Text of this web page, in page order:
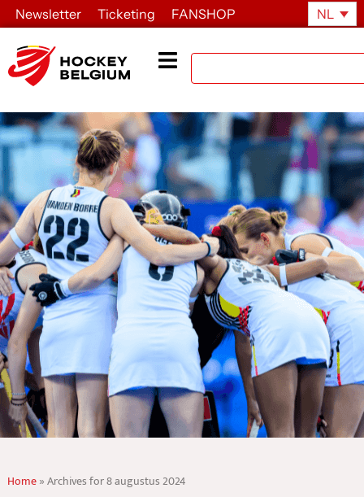
Newsletter Ticketing FANSHOP NL
Home»Archives for 8 augustus 2024